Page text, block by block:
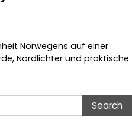
Norwegens auf einer
Nordlichter und praktische